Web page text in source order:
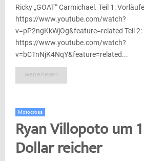
Ricky „GOAT“ Carmichael. Teil 1: Vorläufe
https://www.youtube.com/watch?
v=pP2ngKkWjOg&feature=related Teil 2:
https://www.youtube.com/watch?
v=bCTnNjK4NqY&feature=related...
weiterlesen
Motocross
Ryan Villopoto um
Dollar reicher